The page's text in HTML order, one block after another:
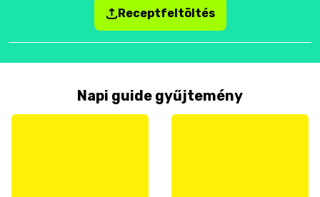
Receptfeltöltés
Napi guide gyűjtemény